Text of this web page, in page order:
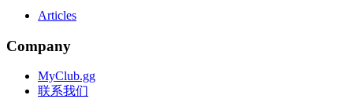
Articles
Company
MyClub.gg
联系我们